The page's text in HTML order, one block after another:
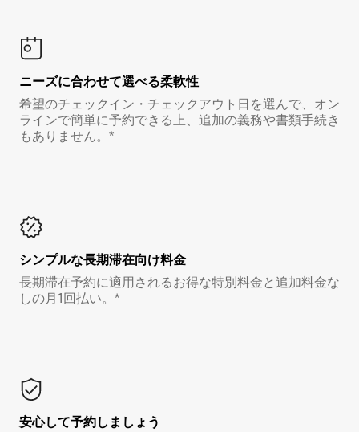
ニーズに合わせて選べる柔軟性
希望のチェックイン・チェックアウト日を選んで、オン
ラインで簡単に予約できる上、追加の義務や書類手続き
もありません。*
シンプルな長期滞在向け料金
長期滞在予約に適用されるお得な特別料金と追加料金な
しの月1回払い。*
安心して予約しましょう